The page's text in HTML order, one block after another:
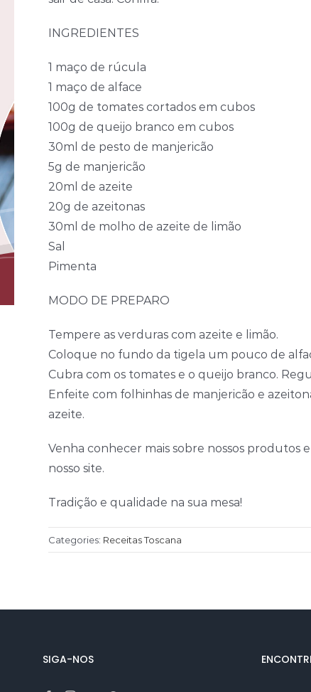
INGREDIENTES
1 maço de rúcula
1 maço de alface
100g de tomates cortados em cubos
100g de queijo branco em cubos
30ml de pesto de manjericão
5g de manjericão
20ml de azeite
20g de azeitonas
30ml de molho de azeite de limão
Sal
Pimenta
MODO DE PREPARO
Tempere as verduras com azeite e limão.
Coloque no fundo da tigela um pouco de
Cubra com os tomates e o queijo branco.
Enfeite com folhinhas de manjericão e
azeite.
Venha conhecer mais sobre nossos produtos
nosso site.
Tradição e qualidade na sua mesa!
Categories: Receitas Toscana
SIGA-NOS